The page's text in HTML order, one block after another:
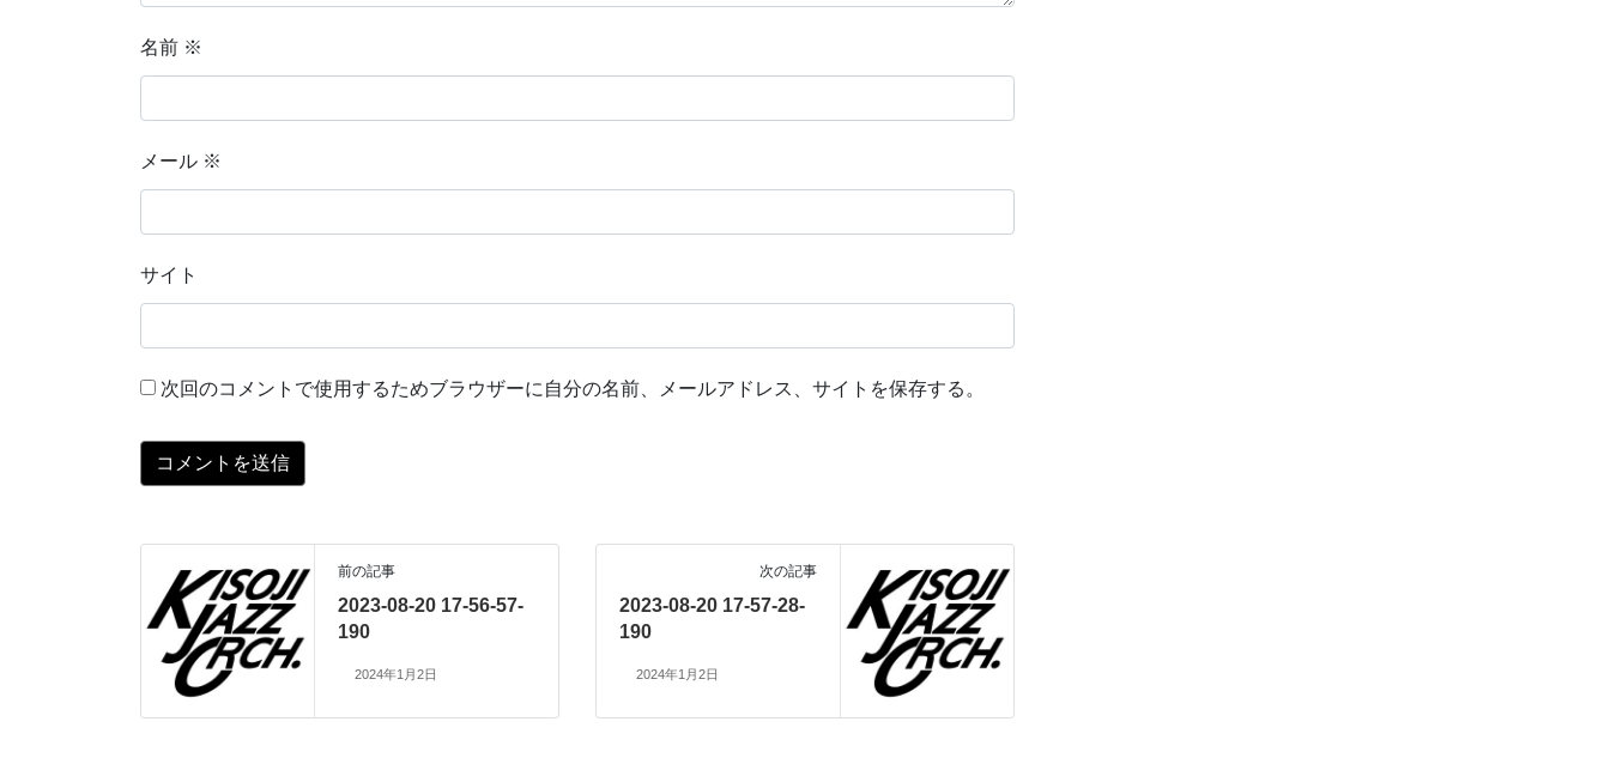
名前 ※
メール ※
サイト
次回のコメントで使用するためブラウザーに自分の名前、メールアドレス、サイトを保存する。
前の記事
2023-08-20 17-56-57-
190
2024年1月2日
次の記事
2023-08-20 17-57-28-
190
2024年1月2日